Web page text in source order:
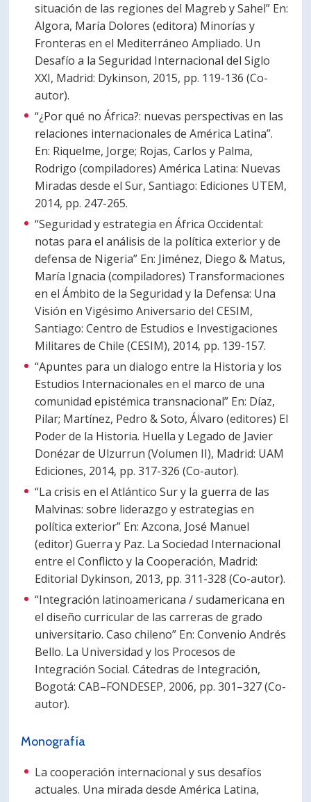
situación de las regiones del Magreb y Sahel” En:
Algora, María Dolores (editora) Minorías y
Fronteras en el Mediterráneo Ampliado. Un
Desafío a la Seguridad Internacional del Siglo
XXI, Madrid: Dykinson, 2015, pp. 119-136 (Co-
autor).
“¿Por qué no África?: nuevas perspectivas en las
relaciones internacionales de América Latina”.
En: Riquelme, Jorge; Rojas, Carlos y Palma,
Rodrigo (compiladores) América Latina: Nuevas
Miradas desde el Sur, Santiago: Ediciones UTEM,
2014, pp. 247-265.
“Seguridad y estrategia en África Occidental:
notas para el análisis de la política exterior y de
defensa de Nigeria” En: Jiménez, Diego & Matus,
María Ignacia (compiladores) Transformaciones
en el Ámbito de la Seguridad y la Defensa: Una
Visión en Vigésimo Aniversario del CESIM,
Santiago: Centro de Estudios e Investigaciones
Militares de Chile (CESIM), 2014, pp. 139-157.
“Apuntes para un dialogo entre la Historia y los
Estudios Internacionales en el marco de una
comunidad epistémica transnacional” En: Díaz,
Pilar; Martínez, Pedro & Soto, Álvaro (editores) El
Poder de la Historia. Huella y Legado de Javier
Donézar de Ulzurrun (Volumen II), Madrid: UAM
Ediciones, 2014, pp. 317-326 (Co-autor).
“La crisis en el Atlántico Sur y la guerra de las
Malvinas: sobre liderazgo y estrategias en
política exterior” En: Azcona, José Manuel
(editor) Guerra y Paz. La Sociedad Internacional
entre el Conflicto y la Cooperación, Madrid:
Editorial Dykinson, 2013, pp. 311-328 (Co-autor).
“Integración latinoamericana / sudamericana en
el diseño curricular de las carreras de grado
universitario. Caso chileno” En: Convenio Andrés
Bello. La Universidad y los Procesos de
Integración Social. Cátedras de Integración,
Bogotá: CAB–FONDESEP, 2006, pp. 301–327 (Co-
autor).
Monografía
La cooperación internacional y sus desafíos
actuales. Una mirada desde América Latina,